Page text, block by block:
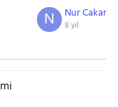
Nur Cakar
8 yıl
N